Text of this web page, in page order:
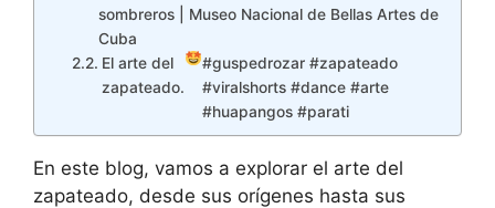
sombreros | Museo Nacional de Bellas Artes de
Cuba
El arte del
zapateado.
#guspedrozar #zapateado
#viralshorts #dance #arte
#huapangos #parati
En este blog, vamos a explorar el arte del
zapateado, desde sus orígenes hasta sus